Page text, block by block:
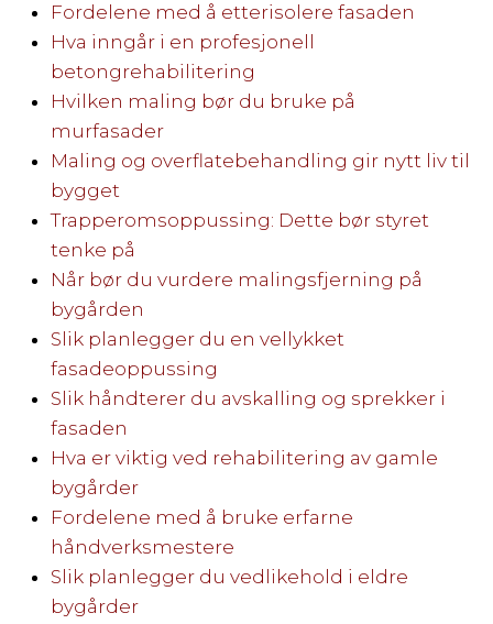
Fordelene med å etterisolere fasaden
Hva inngår i en profesjonell
betongrehabilitering
Hvilken maling bør du bruke på
murfasader
Maling og overflatebehandling gir nytt liv til
bygget
Trapperomsoppussing: Dette bør styret
tenke på
Når bør du vurdere malingsfjerning på
bygården
Slik planlegger du en vellykket
fasadeoppussing
Slik håndterer du avskalling og sprekker i
fasaden
Hva er viktig ved rehabilitering av gamle
bygårder
Fordelene med å bruke erfarne
håndverksmestere
Slik planlegger du vedlikehold i eldre
bygårder